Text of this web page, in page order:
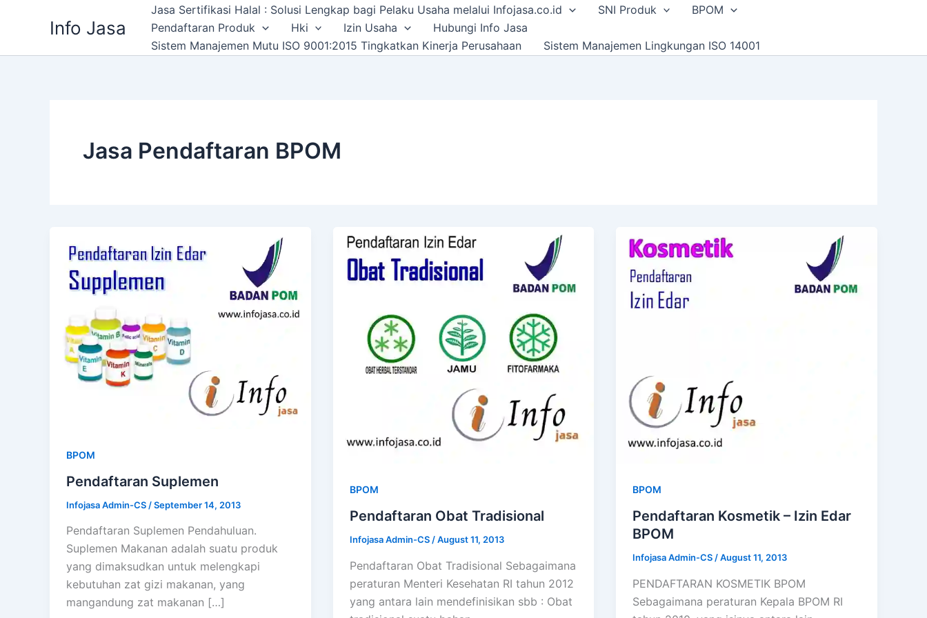
Info Jasa
Jasa Sertifikasi Halal : Solusi Lengkap bagi Pelaku Usaha melalui Infojasa.co.id SNI Produk
BPOM
Pendaftaran Produk
Hki Izin Usaha
Hubungi Info Jasa
Sistem Manajemen Mutu ISO 9001:2015 Tingkatkan Kinerja Perusahaan
Sistem Manajemen Lingkungan ISO 14001
Jasa Pendaftaran BPOM
BPOM
Pendaftaran Suplemen
Infojasa Admin-CS /September 14, 2013
Pendaftaran Suplemen Pendahuluan.
Suplemen Makanan adalah suatu produk
yang dimaksudkan untuk melengkapi
kebutuhan zat gizi makanan, yang
mangandung zat makanan […]
BPOM
Pendaftaran Obat Tradisional
Infojasa Admin-CS /August 11, 2013
Pendaftaran Obat Tradisional Sebagaimana
peraturan Menteri Kesehatan RI tahun 2012
yang antara lain mendefinisikan sbb : Obat
BPOM
Pendaftaran Kosmetik – Izin Edar
BPOM
Infojasa Admin-CS /August 11, 2013
PENDAFTARAN KOSMETIK BPOM
Sebagaimana peraturan Kepala BPOM RI